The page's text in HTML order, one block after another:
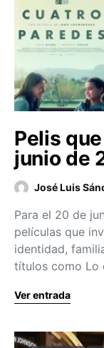
Pelis
junio de
José Luis
Para el 20 de
películas que
identidad,
títulos como Lo
Ver entrada